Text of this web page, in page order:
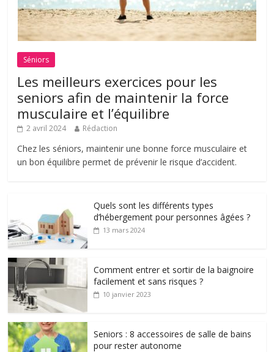
Séniors
Les meilleurs exercices pour les
seniors afin de maintenir la force
musculaire et l’équilibre
2 avril 2024 Rédaction
Chez les séniors, maintenir une bonne force musculaire et
un bon équilibre permet de prévenir le risque d’accident.
Quels sont les différents types
d’hébergement pour personnes âgées ?
13 mars 2024
Comment entrer et sortir de la baignoire
facilement et sans risques ?
10 janvier 2023
Seniors : 8 accessoires de salle de bains
pour rester autonome